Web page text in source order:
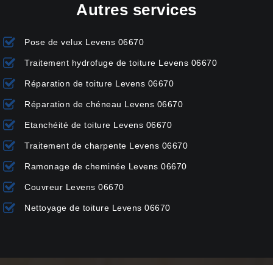
Autres services
Pose de velux Levens 06670
Traitement hydrofuge de toiture Levens 06670
Réparation de toiture Levens 06670
Réparation de chéneau Levens 06670
Etanchéité de toiture Levens 06670
Traitement de charpente Levens 06670
Ramonage de cheminée Levens 06670
Couvreur Levens 06670
Nettoyage de toiture Levens 06670